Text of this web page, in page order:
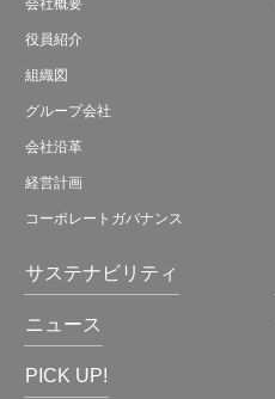
役員紹介
組織図
グループ会社
会社沿革
経営計画
コーポレートガバナンス
サステナビリティ
ニュース
PICK UP!